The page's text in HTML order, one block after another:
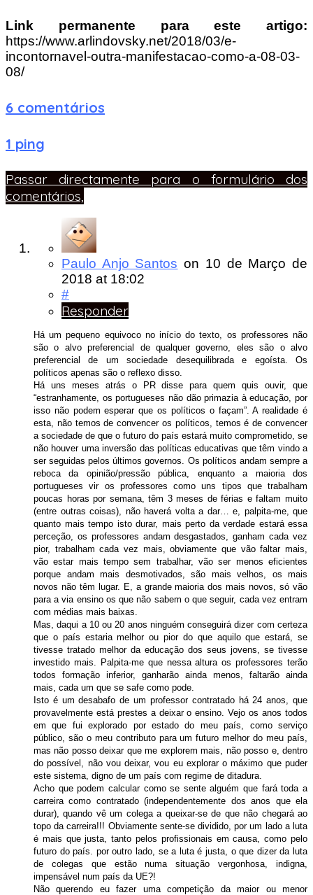
Link permanente para este artigo:
https://www.arlindovsky.net/2018/03/e-
incontornavel-outra-manifestacao-como-a-08-03-
08/
6 comentários
1 ping
Passar directamente para o formulário dos
comentários,
Paulo Anjo Santos on 10 de Março de
2018 at 18:02
#
Responder
Há um pequeno equivoco no início do texto, os professores não
são o alvo preferencial de qualquer governo, eles são o alvo
preferencial de um sociedade desequilibrada e egoísta. Os
políticos apenas são o reflexo disso.
Há uns meses atrás o PR disse para quem quis ouvir, que
“estranhamente, os portugueses não dão primazia à educação, por
isso não podem esperar que os políticos o façam”. A realidade é
esta, não temos de convencer os políticos, temos é de convencer
a sociedade de que o futuro do país estará muito comprometido, se
não houver uma inversão das políticas educativas que têm vindo a
ser seguidas pelos últimos governos. Os políticos andam sempre a
reboca da opinião/pressão pública, enquanto a maioria dos
portugueses vir os professores como uns tipos que trabalham
poucas horas por semana, têm 3 meses de férias e faltam muito
(entre outras coisas), não haverá volta a dar… e, palpita-me, que
quanto mais tempo isto durar, mais perto da verdade estará essa
perceção, os professores andam desgastados, ganham cada vez
pior, trabalham cada vez mais, obviamente que vão faltar mais,
vão estar mais tempo sem trabalhar, vão ser menos eficientes
porque andam mais desmotivados, são mais velhos, os mais
novos não têm lugar. E, a grande maioria dos mais novos, só vão
para a via ensino os que não sabem o que seguir, cada vez entram
com médias mais baixas.
Mas, daqui a 10 ou 20 anos ninguém conseguirá dizer com certeza
que o país estaria melhor ou pior do que aquilo que estará, se
tivesse tratado melhor da educação dos seus jovens, se tivesse
investido mais. Palpita-me que nessa altura os professores terão
todos formação inferior, ganharão ainda menos, faltarão ainda
mais, cada um que se safe como pode.
Isto é um desabafo de um professor contratado há 24 anos, que
provavelmente está prestes a deixar o ensino. Vejo os anos todos
em que fui explorado por estado do meu país, como serviço
público, são o meu contributo para um futuro melhor do meu país,
mas não posso deixar que me explorem mais, não posso e, dentro
do possível, não vou deixar, vou eu explorar o máximo que puder
este sistema, digno de um país com regime de ditadura.
Acho que podem calcular como se sente alguém que fará toda a
carreira como contratado (independentemente dos anos que ela
durar), quando vê um colega a queixar-se de que não chegará ao
topo da carreira!!! Obviamente sente-se dividido, por um lado a luta
é mais que justa, tanto pelos profissionais em causa, como pelo
futuro do país. por outro lado, se a luta é justa, o que dizer da luta
de colegas que estão numa situação vergonhosa, indigna,
impensável num país da UE?!
Não querendo eu fazer uma competição da maior ou menor